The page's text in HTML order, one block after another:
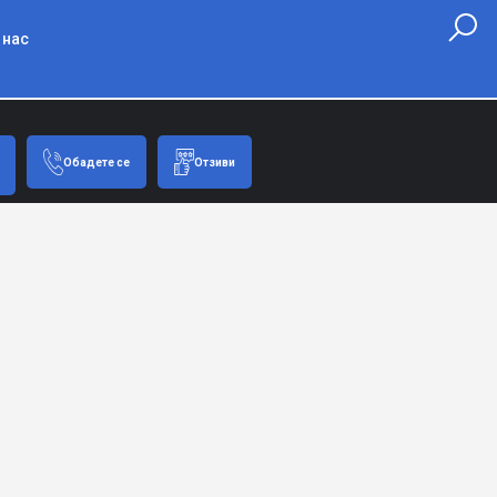
Обадете се Отзиви